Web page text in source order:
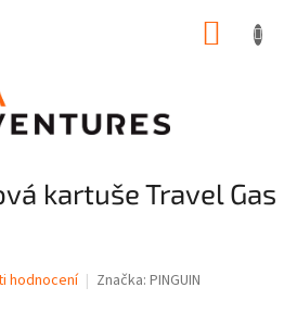
kartuše Travel Gas
hodnocení Značka: PINGUIN